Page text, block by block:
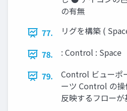
の有無
77.
リグを構築 (
78.
: Control : Space
79.
Control ビューポ
ーツ Control の操
反映するフローが